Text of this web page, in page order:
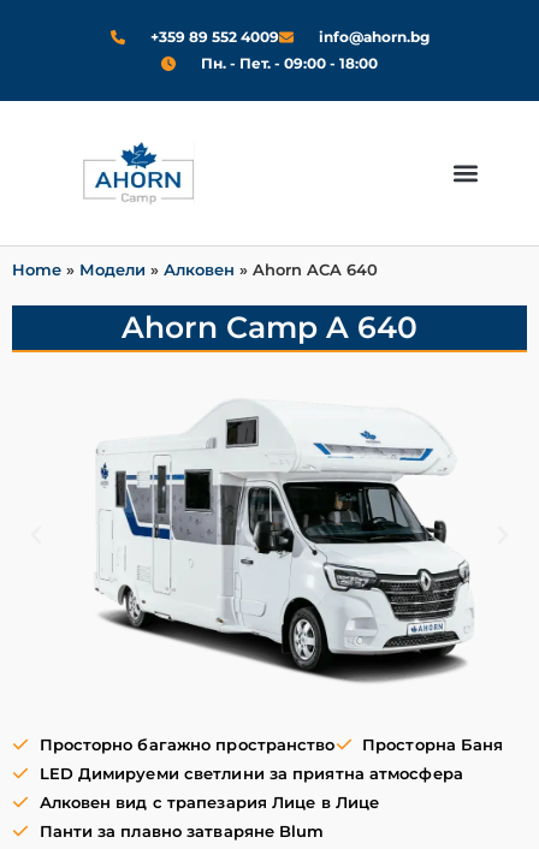
+359 89 552 4009
info@ahorn.bg
Пн. - Пет. - 09:00 - 18:00
Home » Модели » Алковен » Ahorn ACA 640
Ahorn Camp A 640
Просторно багажно пространство
Просторна Баня
LED Димируеми светлини за приятна атмосфера
Алковен вид с трапезария Лице в Лице
Панти за плавно затваряне Blum